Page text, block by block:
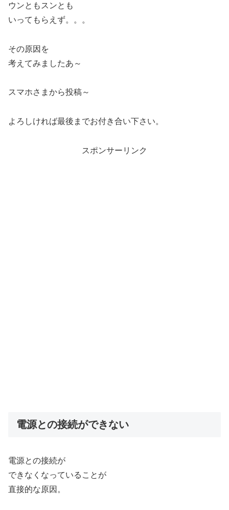
ウンともスンとも
いってもらえず。。。
その原因を
考えてみましたあ～
スマホさまから投稿～
よろしければ最後までお付き合い下さい。
スポンサーリンク
電源との接続ができない
電源との接続が
できなくなっていることが
直接的な原因。